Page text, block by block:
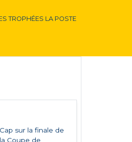
TROPHÉES LA POSTE
Cap sur la finale de
la Coupe de